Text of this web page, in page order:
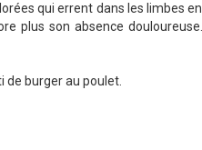
qui errent dans les limbes en
plus son absence douloureuse.
de burger au poulet.